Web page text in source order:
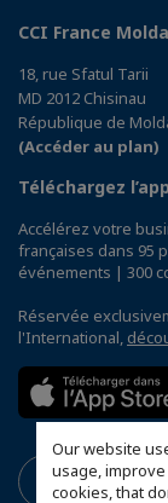
Our website
usage,
cookies, that
CCI France
18, rue Sfatul Tarii
MD 2012 Chisinau
République de
(Accéder au plan)
Téléchargez
Accélérez votre
françaises dans 95
événements | 300
Réservée
l'International,